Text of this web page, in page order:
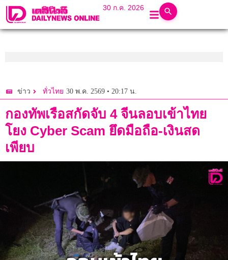
30 ก.ค. 2026
ข่าว ทั่วไทย 30 พ.ค. 2569 • 20:17 น.
กองทัพเรือสกัดจับ 4 จีนลอบเข้าไทย
โยง Cyber Scam ยึดมือถือ-เงินสด
เพียบ